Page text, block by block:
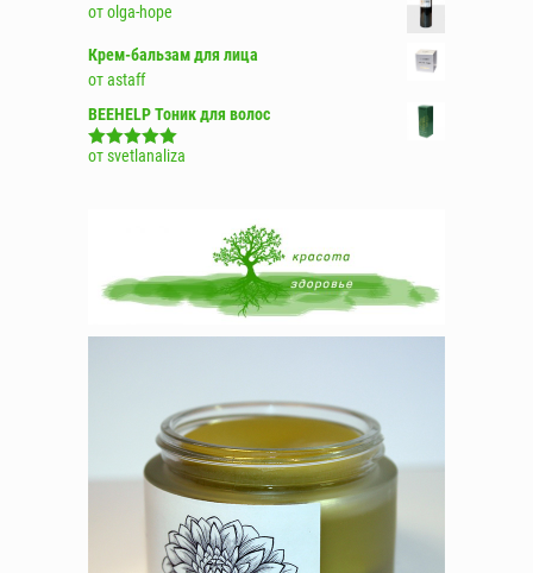
от olga-hope
Крем-бальзам для лица
от astaff
BEEHELP Тоник для волос
Оценка5из
от svetlanaliza